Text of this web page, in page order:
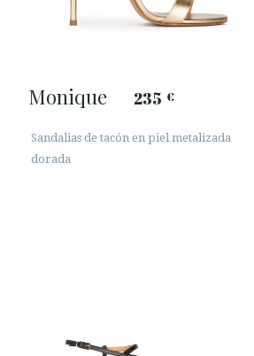
Monique 235 €
Sandalias de tacón en piel metalizada
dorada